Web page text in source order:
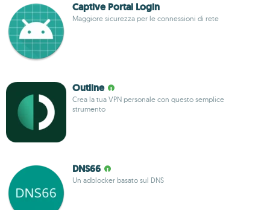
Captive Portal Login
Maggiore sicurezza per le connessioni di rete
Outline
Crea la tua VPN personale con questo semplice
strumento
DNS66
Un adblocker basato sul DNS